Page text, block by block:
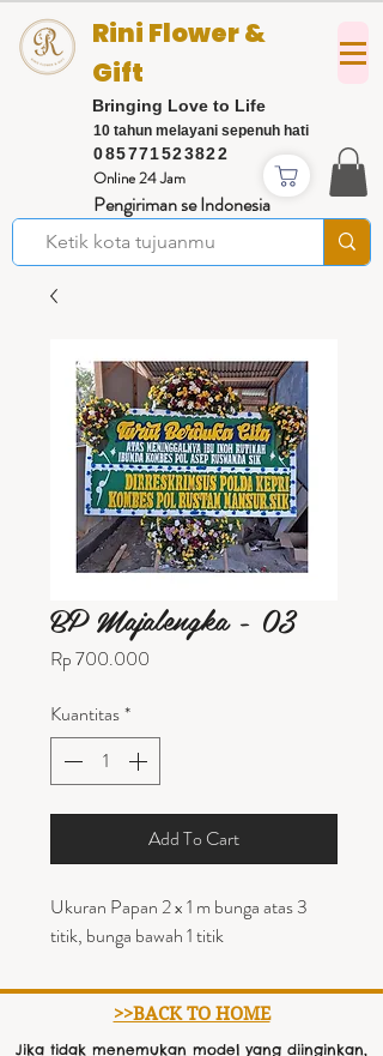
085771523822
Rini Flower &
Gift
Bringing Love to Life
Online 24 Jam
Pengiriman se Indonesia
10 tahun melayani sepenuh hati
BP Majalengka - 03
Rp 700.000
Kuantitas*
Add To Cart
Ukuran Papan 2 x 1 m bunga atas 3
titik, bunga bawah 1 titik
>>BACK TO HOME
Jika tidak menemukan model yang diinginkan,